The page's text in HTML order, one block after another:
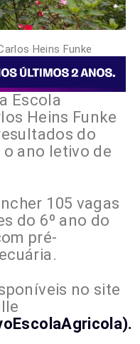
Heins Funke
Escola
Heins Funke
do
ano letivo de
105 vagas
do 6º ano do
pré-
no site